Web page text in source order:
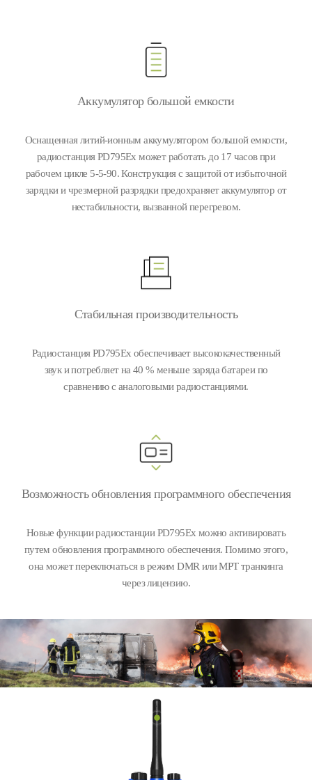
Аккумулятор большой емкости
Оснащенная литий-ионным аккумулятором большой емкости,
радиостанция PD795Ex может работать до 17 часов при
рабочем цикле 5-5-90. Конструкция с защитой от избыточной
зарядки и чрезмерной разрядки предохраняет аккумулятор от
нестабильности, вызванной перегревом.
Стабильная производительность
Радиостанция PD795Ex обеспечивает высококачественный
звук и потребляет на 40 % меньше заряда батареи по
сравнению с аналоговыми радиостанциями.
Возможность обновления программного обеспечения
Новые функции радиостанции PD795Ex можно активировать
путем обновления программного обеспечения. Помимо этого,
она может переключаться в режим DMR или MPT транкинга
через лицензию.